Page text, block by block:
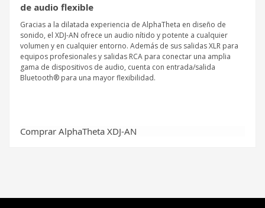
de audio flexible
Gracias a la dilatada experiencia de AlphaTheta en diseño de
sonido, el XDJ-AN ofrece un audio nítido y potente a cualquier
volumen y en cualquier entorno. Además de sus salidas XLR para
equipos profesionales y salidas RCA para conectar una amplia
gama de dispositivos de audio, cuenta con entrada/salida
Bluetooth® para una mayor flexibilidad.
Comprar AlphaTheta XDJ-AN